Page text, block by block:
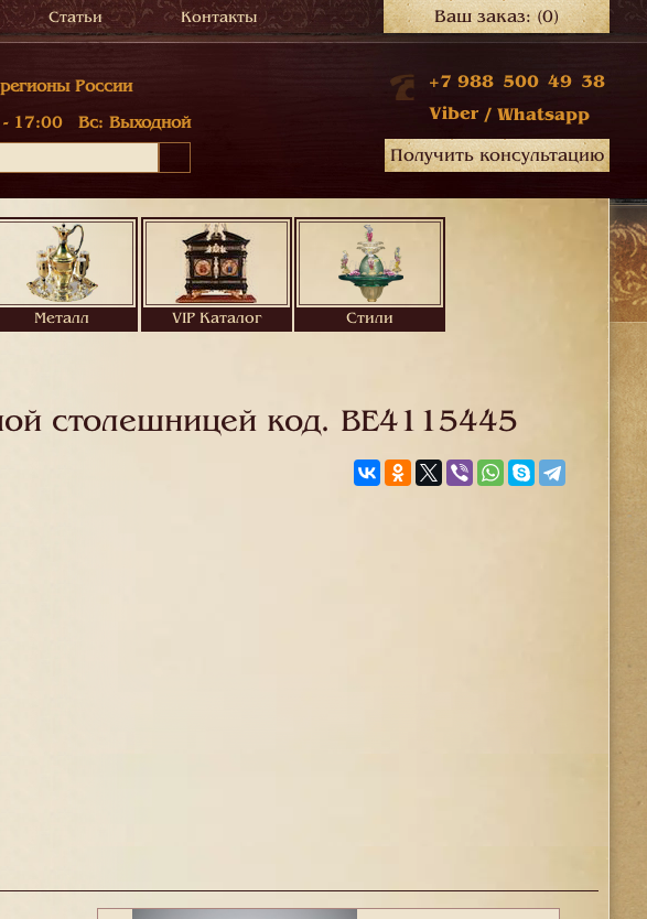
Статьи Контакты Ваш заказ:(0)
России
17:00 Вс: Выходной
+7 988 500 49 38
Viber / Whatsapp
Получить консультацию
Металл VIP Каталог Стили
столешницей код. BE4115445